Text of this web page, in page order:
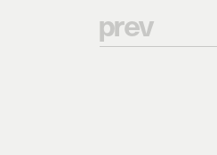
prev